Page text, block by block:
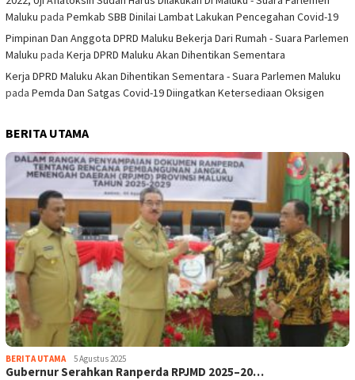
Maluku pada Pemkab SBB Dinilai Lambat Lakukan Pencegahan Covid-19
Pimpinan Dan Anggota DPRD Maluku Bekerja Dari Rumah - Suara Parlemen
Maluku pada Kerja DPRD Maluku Akan Dihentikan Sementara
Kerja DPRD Maluku Akan Dihentikan Sementara - Suara Parlemen Maluku
pada Pemda Dan Satgas Covid-19 Diingatkan Ketersediaan Oksigen
BERITA UTAMA
BERITA UTAMA 5 Agustus 2025
Gubernur Serahkan Ranperda RPJMD 2025–20…